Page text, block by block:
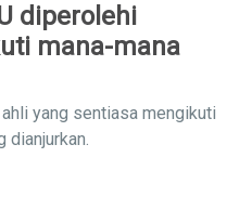
diperolehi
mana-mana
yang sentiasa mengikuti
dianjurkan.